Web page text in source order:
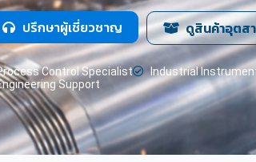
ปรึกษาผู้เชี่ยวชาญ ดูสินค้าอุตส
Control Specialist
Industrial
Support